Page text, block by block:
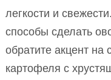
легкости и
способы сделать
обратите акцент на
картофеля с